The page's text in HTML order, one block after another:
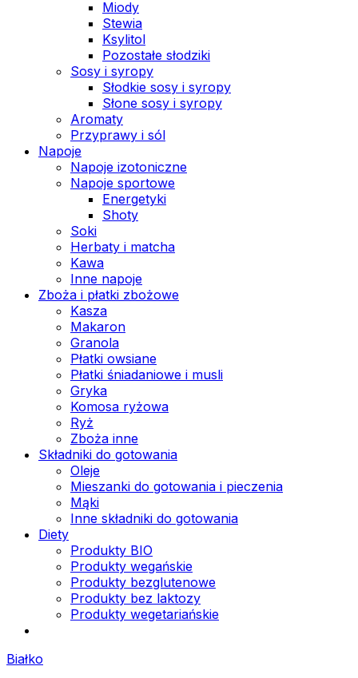
Miody
Stewia
Ksylitol
Pozostałe słodziki
Sosy i syropy
Słodkie sosy i syropy
Słone sosy i syropy
Aromaty
Przyprawy i sól
Napoje
Napoje izotoniczne
Napoje sportowe
Energetyki
Shoty
Soki
Herbaty i matcha
Kawa
Inne napoje
Zboża i płatki zbożowe
Kasza
Makaron
Granola
Płatki owsiane
Płatki śniadaniowe i musli
Gryka
Komosa ryżowa
Ryż
Zboża inne
Składniki do gotowania
Oleje
Mieszanki do gotowania i pieczenia
Mąki
Inne składniki do gotowania
Diety
Produkty BIO
Produkty wegańskie
Produkty bezglutenowe
Produkty bez laktozy
Produkty wegetariańskie
Białko